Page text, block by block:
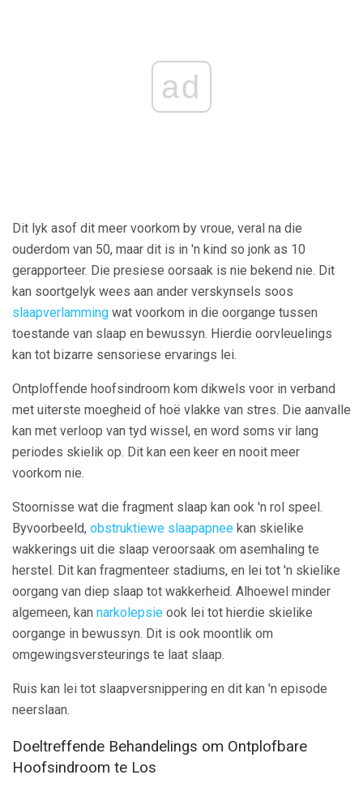
ad
Dit lyk asof dit meer voorkom by vroue, veral na die
ouderdom van 50, maar dit is in 'n kind so jonk as 10
gerapporteer. Die presiese oorsaak is nie bekend nie. Dit
kan soortgelyk wees aan ander verskynsels soos
slaapverlamming wat voorkom in die oorgange tussen
toestande van slaap en bewussyn. Hierdie oorvleuelings
kan tot bizarre sensoriese ervarings lei.
Ontploffende hoofsindroom kom dikwels voor in verband
met uiterste moegheid of hoë vlakke van stres. Die aanvalle
kan met verloop van tyd wissel, en word soms vir lang
periodes skielik op. Dit kan een keer en nooit meer
voorkom nie.
Stoornisse wat die fragment slaap kan ook 'n rol speel.
Byvoorbeeld, obstruktiewe slaapapnee kan skielike
wakkerings uit die slaap veroorsaak om asemhaling te
herstel. Dit kan fragmenteer stadiums, en lei tot 'n skielike
oorgang van diep slaap tot wakkerheid. Alhoewel minder
algemeen, kan narkolepsie ook lei tot hierdie skielike
oorgange in bewussyn. Dit is ook moontlik om
omgewingsversteurings te laat slaap.
Ruis kan lei tot slaapversnippering en dit kan 'n episode
neerslaan.
Doeltreffende Behandelings om Ontplofbare
Hoofsindroom te Los